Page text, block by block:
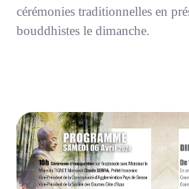
cérémonies traditionnelles en
bouddhistes le dimanche.